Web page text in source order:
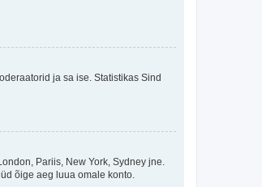
ja sa ise. Statistikas Sind
Pariis, New York, Sydney jne.
õige aeg luua omale konto.